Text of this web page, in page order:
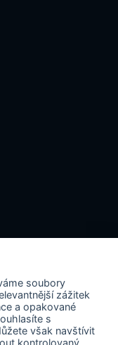
N&N.
.
soubory
zážitek
a opakované
s
však navštívit
kontrolovaný